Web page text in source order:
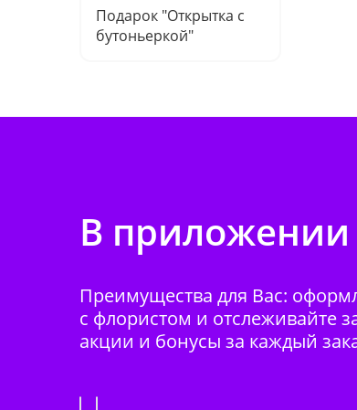
Подарок "Открытка с
бутоньеркой"
В приложении
Преимущества для Вас:
с флористом и отслеживайте
акции и бонусы за каждый